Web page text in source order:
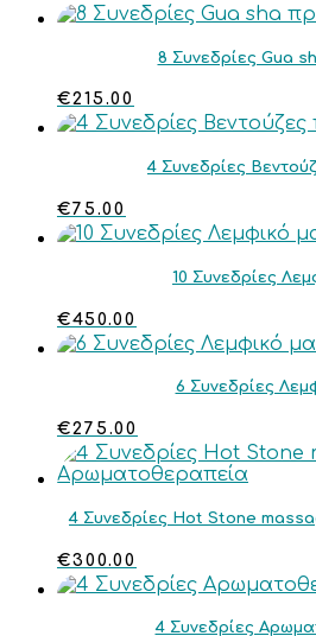
8 Συνεδρίες Gua
€215.00
4 Συνεδρίες
€75.00
10 Συνεδρίες
€450.00
6 Συνεδρίες
€275.00
4 Συνεδρίες Hot Stone
€300.00
4 Συνεδρίες